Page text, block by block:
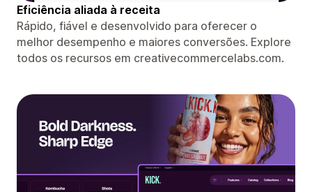
Eficiência aliada à receita
Rápido, fiável e desenvolvido para oferecer o
melhor desempenho e maiores conversões. Explore
todos os recursos em creativecommercelabs.com.